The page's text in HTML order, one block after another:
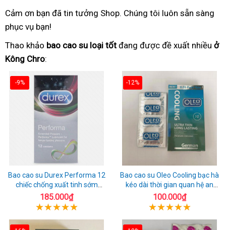
Cảm ơn bạn đã tin tưởng Shop. Chúng tôi luôn sẵn sàng
phục vụ bạn!
Thao khảo bao cao su loại tốt đang được đề xuất nhiều ở
Kông Chro:
-9%
Bao cao su Durex Performa 12
chiếc chống xuất tinh sớm
chuẩn Thái Lan
185.000₫
-12%
Bao cao su Oleo Cooling bạc hà
kéo dài thời gian quan hệ an
toàn
100.000₫